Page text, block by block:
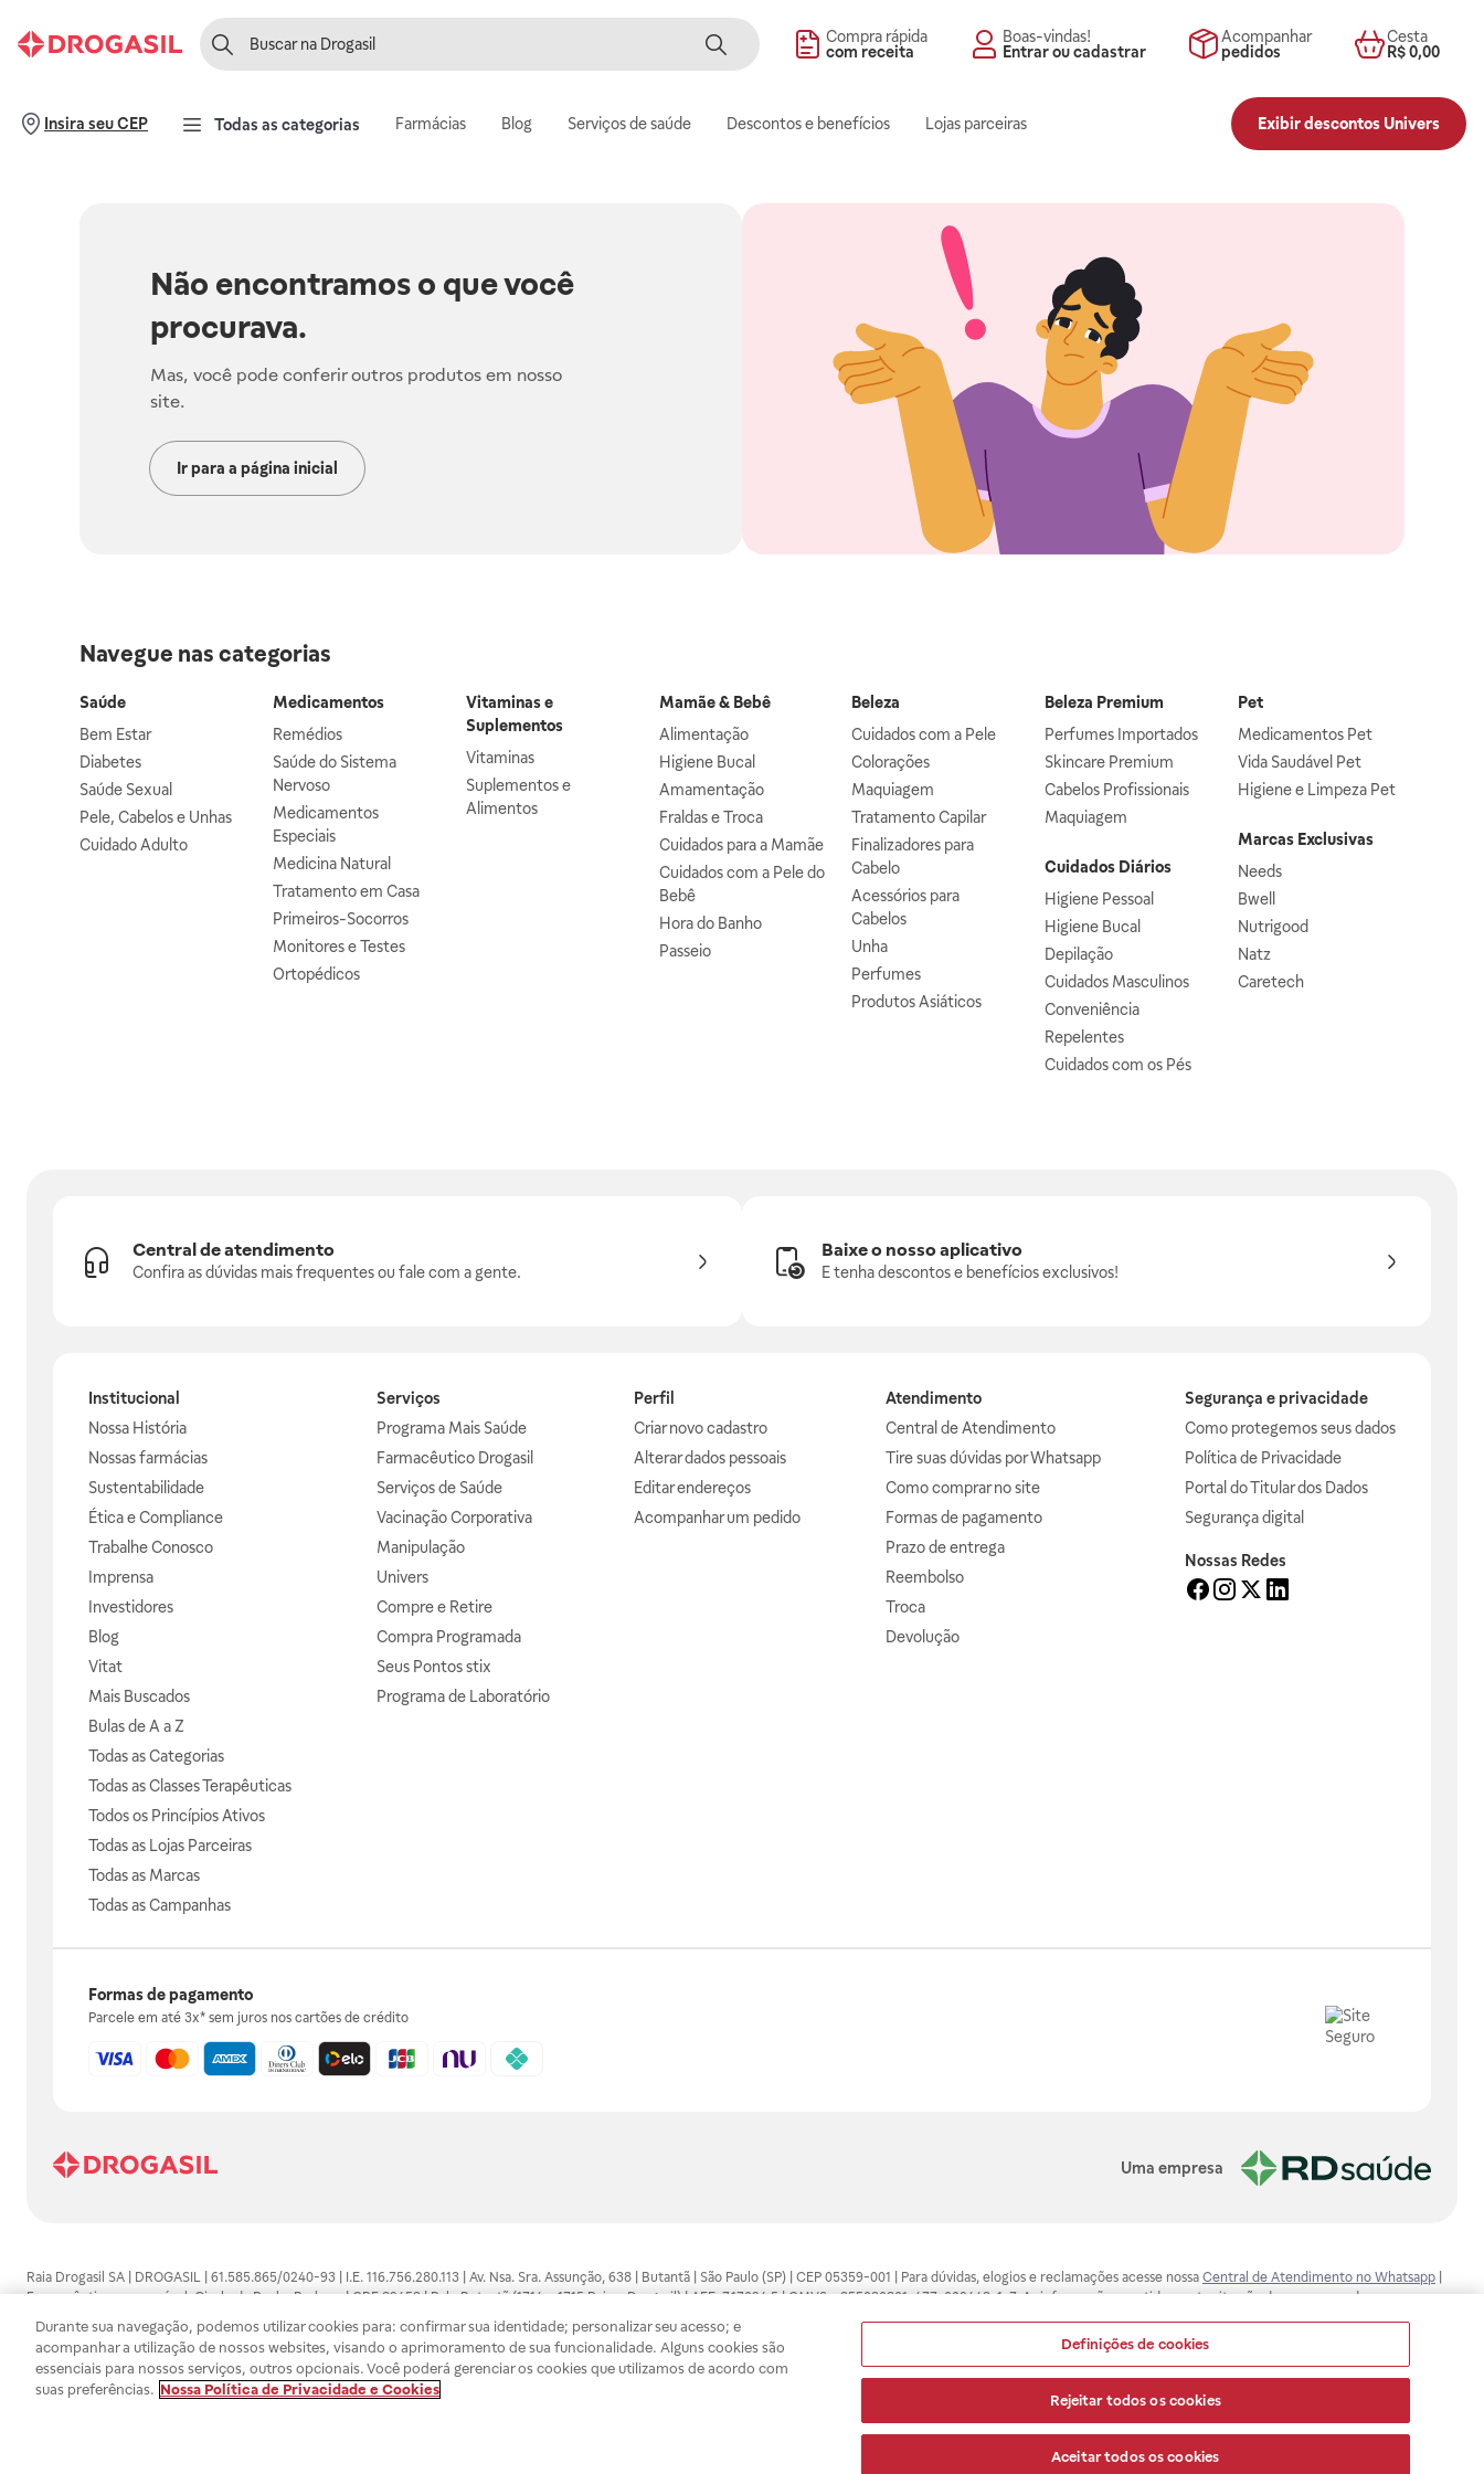
Compra rápida
com receita
Boas-vindas!
Entrar ou cadastrar
Acompanhar
pedidos
Cesta
R$ 0,00
Insira seu CEP Todas as categorias Farmácias Blog Serviços de saúde Descontos e benefícios Lojas parceiras Exibir descontos Univers
Não encontramos o que você
procurava.
Mas, você pode conferir outros produtos em nosso
site.
Ir para a página inicial
Navegue nas categorias
Saúde
Bem Estar
Diabetes
Saúde Sexual
Pele, Cabelos e Unhas
Cuidado Adulto
Medicamentos
Remédios
Saúde do Sistema
Nervoso
Medicamentos
Especiais
Medicina Natural
Tratamento em Casa
Primeiros-Socorros
Monitores e Testes
Ortopédicos
Vitaminas e
Suplementos
Vitaminas
Suplementos e
Alimentos
Mamãe & Bebê
Alimentação
Higiene Bucal
Amamentação
Fraldas e Troca
Cuidados para a Mamãe
Cuidados com a Pele do
Bebê
Hora do Banho
Passeio
Beleza
Cuidados com a Pele
Colorações
Maquiagem
Tratamento Capilar
Finalizadores para
Cabelo
Acessórios para
Cabelos
Unha
Perfumes
Produtos Asiáticos
Beleza Premium
Perfumes Importados
Skincare Premium
Cabelos Profissionais
Maquiagem
Cuidados Diários
Higiene Pessoal
Higiene Bucal
Depilação
Cuidados Masculinos
Conveniência
Repelentes
Cuidados com os Pés
Pet
Medicamentos Pet
Vida Saudável Pet
Higiene e Limpeza Pet
Marcas Exclusivas
Needs
Bwell
Nutrigood
Natz
Caretech
Central de atendimento
Confira as dúvidas mais frequentes ou fale com a gente.
Baixe o nosso aplicativo
E tenha descontos e benefícios exclusivos!
Institucional
Nossa História
Nossas farmácias
Sustentabilidade
Ética e Compliance
Trabalhe Conosco
Imprensa
Investidores
Blog
Vitat
Mais Buscados
Bulas de A a Z
Todas as Categorias
Todas as Classes Terapêuticas
Todos os Princípios Ativos
Todas as Lojas Parceiras
Todas as Marcas
Todas as Campanhas
Serviços
Programa Mais Saúde
Farmacêutico Drogasil
Serviços de Saúde
Vacinação Corporativa
Manipulação
Univers
Compre e Retire
Compra Programada
Seus Pontos stix
Programa de Laboratório
Perfil
Criar novo cadastro
Alterar dados pessoais
Editar endereços
Acompanhar um pedido
Atendimento
Central de Atendimento
Tire suas dúvidas por Whatsapp
Como comprar no site
Formas de pagamento
Prazo de entrega
Reembolso
Troca
Devolução
Segurança e privacidade
Como protegemos seus dados
Política de Privacidade
Portal do Titular dos Dados
Segurança digital
Nossas Redes
Formas de pagamento
Parcele em até 3x* sem juros nos cartões de crédito
Uma empresa
Raia Drogasil SA | DROGASIL | 61.585.865/0240-93 | I.E. 116.756.280.113 | Av. Nsa. Sra. Assunção, 638 | Butantã | São Paulo (SP) | CEP 05359-001 | Para dúvidas, elogios e reclamações acesse nossa Central de Atendimento no Whatsapp
Farmacêutico responsável: Gisele da Penha Barbosa | CRF 89453 | Polo Butantã (1714 e 1715 Raia e Drogasil) | AFE: 7.17094.5 | CMVS - 355030801-477-002443-1-7. As informações contidas neste site não devem ser usadas para
automedicação e não substituem, em hipótese alguma, as orientações dadas pelo profissional da área médica. Somente o médico está apto a diagnosticar qualquer problema de saúde e prescrever o tratamento adequado. Ao
persistirem os sintomas, um médico deverá ser consultado. Os preços e promoções divulgados no site são válidos apenas para compras feitas pela internet. Maiores esclarecimentos, consultar o site: www.anvisa.gov.br. A Raia Drogasil
SA trabalha com as tecnologias mais avançadas de proteção de dados, para que você possa realizar suas compras com tranquilidade. A privacidade e a segurança dos clientes são compromissos da Raia Drogasil SA. Todos os pedidos
efetuados estão sujeitos à confirmação da disponibilidade de produto em nosso estoque.
Durante sua navegação, podemos utilizar cookies para: confirmar sua identidade; personalizar seu acesso; e
acompanhar a utilização de nossos websites, visando o aprimoramento de sua funcionalidade. Alguns cookies são
essenciais para nossos serviços, outros opcionais. Você poderá gerenciar os cookies que utilizamos de acordo com
suas preferências. Nossa Política de Privacidade e Cookies
Definições de cookies
Rejeitar todos os cookies
Aceitar todos os cookies